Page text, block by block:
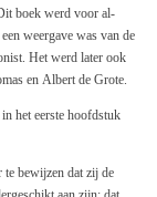
boek werd voor al-
weergave was van de
Het werd later ook
en Albert de Grote.
het eerste hoofdstuk
te bewijzen dat zij de